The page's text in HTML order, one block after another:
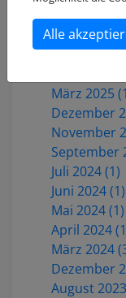
Dezember
Oktober
Juni 2025 (1)
März 2025
Dezember
November
September
Juli 2024 (1)
Juni 2024 (1)
Mai 2024 (1)
April 2024
März 2024
Dezember
August